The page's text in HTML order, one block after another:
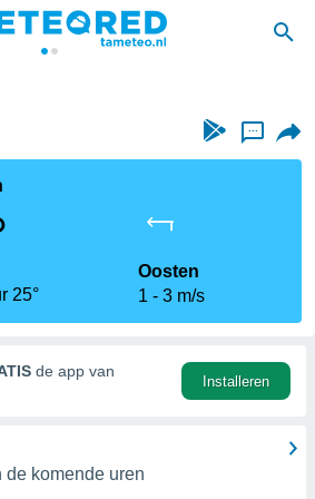
...
25°
Oosten
1
3 m/s
de app van
Installeren
komende uren